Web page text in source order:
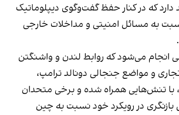
دارد که در کنار حفظ گفت‌وگوی دیپلوماتیک
به مسائل امنیتی و مداخلات خارجی
انجام می‌شود که روابط لندن و واشنگتن
و مواضع جنجالی دونالد ترامپ،
با تنش‌هایی همراه شده و برخی متحدان
بازنگری در رویکرد خود نسبت به چین